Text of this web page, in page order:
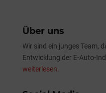
Über uns
Wir sind ein junges Team,
Entwicklung der E-Auto-
weiterlesen.